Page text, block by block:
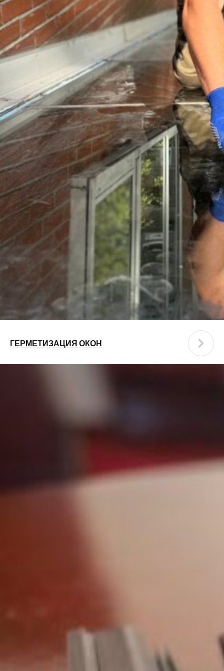
ГЕРМЕТИЗАЦИЯ ОКОН